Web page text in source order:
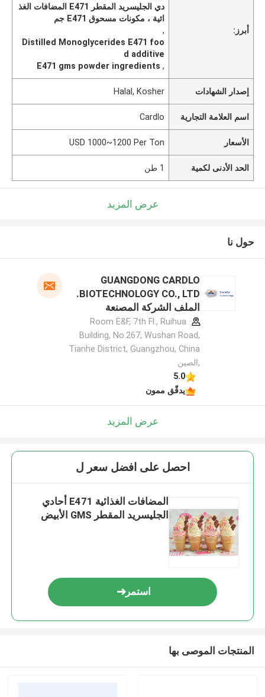
أبرز:
دي الجليسريد المقطر E471 المضافات الغذ
ائية ، مكونات مسحوق E471 جم
,
Distilled Monoglycerides E471 foo
d additive
,
E471 gms powder ingredients
إصدار الشهادات Halal, Kosher
اسم العلامة التجارية Cardlo
الأسعار USD 1000~1200 Per Ton
الحد الأدنى لكمية 1 طن
عرض المزيد
حول نا
GUANGDONG CARDLO
BIOTECHNOLOGY CO., LTD.
الملف الشركة المصنعة
Room E&F, 7th Fl., Ruihua
Building, No.267, Wushan Road,
Tianhe District, Guangzhou, China
,الصين
5.0
يدقّق ممون
عرض المزيد
احصل على افضل سعر ل
المضافات الغذائية E471 أحادي
الجليسريد المقطر GMS الأبيض
استمر
المنتجات الموصى بها